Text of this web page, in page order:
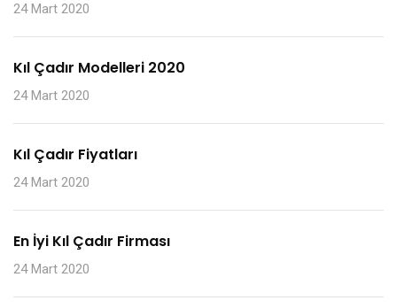
24 Mart 2020
Kıl Çadır Modelleri 2020
24 Mart 2020
Kıl Çadır Fiyatları
24 Mart 2020
En İyi Kıl Çadır Firması
24 Mart 2020